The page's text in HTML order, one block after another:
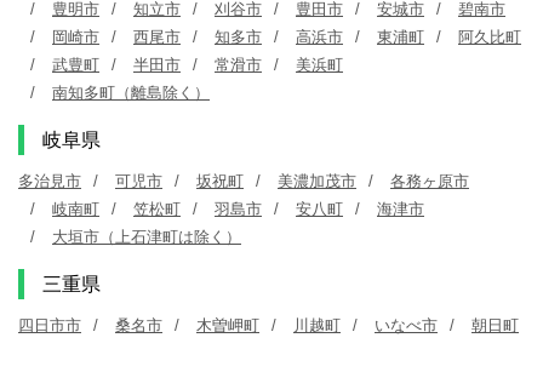
豊明市
知立市 刈谷市 豊田市 安城市
碧南市
岡崎市
西尾市 知多市 高浜市 東浦町
阿久比町
武豊町
半田市 常滑市
美浜町
南知多町（離島除く）
岐阜県
多治見市 可児市 坂祝町 美濃加茂市
各務ヶ原市
岐南町
笠松町 羽島市 安八町
海津市
大垣市（上石津町は除く）
三重県
四日市市 桑名市 木曽岬町 川越町 いなべ市 朝日町